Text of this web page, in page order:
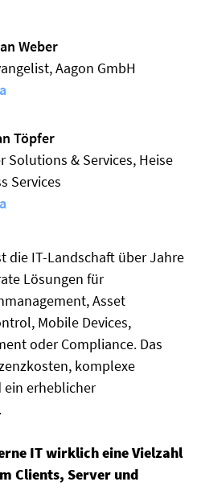
Weber
Aagon GmbH
Töpfer
Solutions & Services, Heise
Services
die IT-Landschaft über Jahre
Lösungen für
Asset
Mobile Devices,
oder Compliance. Das
komplexe
ein erheblicher
IT wirklich eine Vielzahl
Clients, Server und